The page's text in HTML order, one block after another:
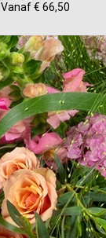
Vanaf € 66,50